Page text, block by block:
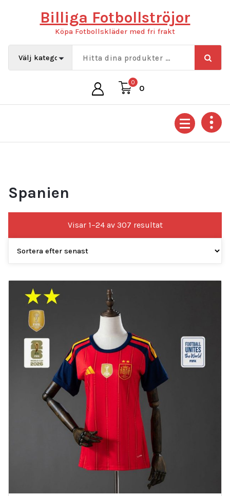
Billiga Fotbollströjor
Köpa Fotbollskläder med fri frakt
0
0
Spanien
Visar 1–24 av 307 resultatSortera
efter